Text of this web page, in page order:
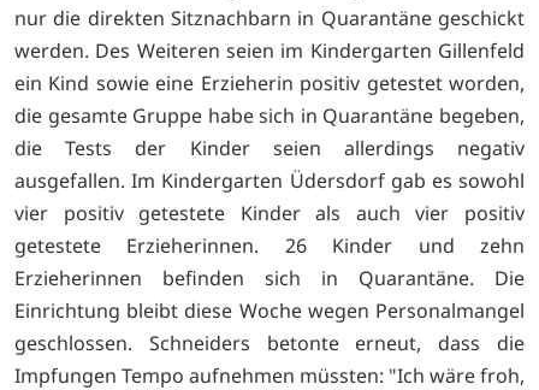
nur die direkten Sitznachbarn in Quarantäne geschickt
werden. Des Weiteren seien im Kindergarten Gillenfeld
ein Kind sowie eine Erzieherin positiv getestet worden,
die gesamte Gruppe habe sich in Quarantäne begeben,
die Tests der Kinder seien allerdings negativ
ausgefallen. Im Kindergarten Üdersdorf gab es sowohl
vier positiv getestete Kinder als auch vier positiv
getestete Erzieherinnen. 26 Kinder und zehn
Erzieherinnen befinden sich in Quarantäne. Die
Einrichtung bleibt diese Woche wegen Personalmangel
geschlossen. Schneiders betonte erneut, dass die
Impfungen Tempo aufnehmen müssten: "Ich wäre froh,